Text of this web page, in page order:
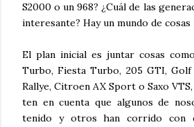
S2000 o un 968? ¿Cuál de las
interesante? Hay un mundo de
El plan inicial es juntar cosas
Turbo, Fiesta Turbo, 205 GTI,
Rallye, Citroen AX Sport o Saxo
ten en cuenta que algunos de
tenido y otros han corrido con